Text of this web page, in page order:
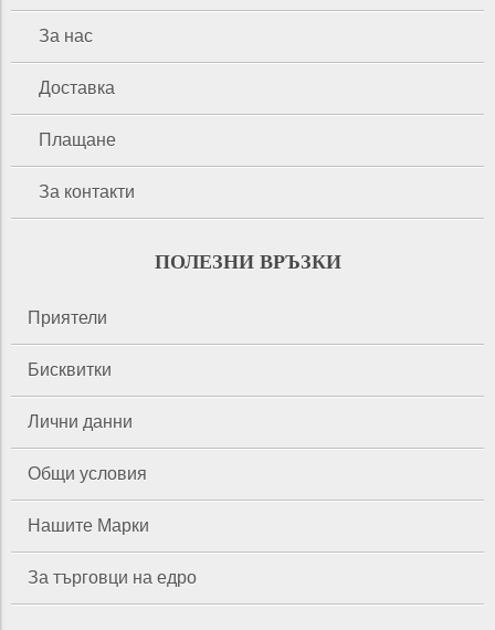
За нас
Доставка
Плащане
За контакти
ПОЛЕЗНИ ВРЪЗКИ
Приятели
Бисквитки
Лични данни
Общи условия
Нашите Марки
За търговци на едро